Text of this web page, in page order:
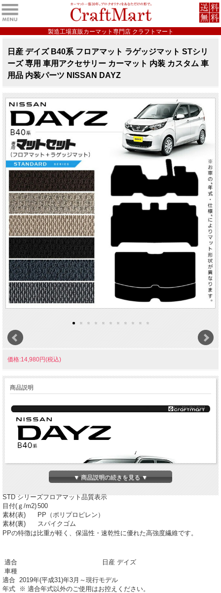
製造工場直販カーマット専門店 クラフトマート
日産 デイズ B40系 フロアマット ラゲッジマット STシリ
ーズ 専用 車用アクセサリー カーマット 内装 カスタム 車
用品 内装パーツ NISSAN DAYZ
価格:14,980円(税込)
商品説明
▼ 商品説明の続きを見る ▼
STD シリーズフロアマット品質表示
目付(ｇ/m2)500
素材(表)
PP（ポリプロピレン）
素材(裏)
スパイクゴム
PPの特徴は比重が軽く、保温性・速乾性に優れた高強度繊維です。
適合
車種
日産 デイズ
適合
年式
2019年(平成31)年3月～現行モデル
※ 適合年式以外のご使用はお控えください。